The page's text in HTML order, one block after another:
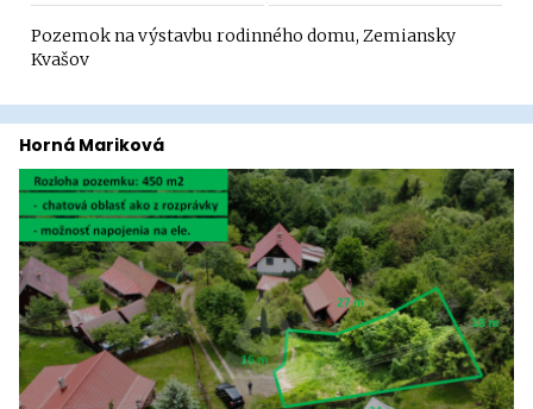
Pozemok na výstavbu rodinného domu, Zemiansky
Kvašov
Horná Mariková